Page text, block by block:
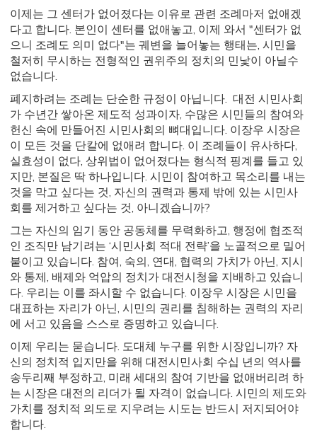
이제는 그 센터가 없어졌다는 이유로 관련 조례마저 없애겠
다고 합니다. 본인이 센터를 없애놓고, 이제 와서 "센터가 없
으니 조례도 의미 없다"는 궤변을 늘어놓는 행태는, 시민을
철저히 무시하는 전형적인 권위주의 정치의 민낯이 아닐수
없습니다.
폐지하려는 조례는 단순한 규정이 아닙니다. 대전 시민사회
가 수년간 쌓아온 제도적 성과이자, 수많은 시민들의 참여와
헌신 속에 만들어진 시민사회의 뼈대입니다. 이장우 시장은
이 모든 것을 단칼에 없애려 합니다. 이 조례들이 유사하다,
실효성이 없다, 상위법이 없어졌다는 형식적 핑계를 들고 있
지만, 본질은 딱 하나입니다. 시민이 참여하고 목소리를 내는
것을 막고 싶다는 것, 자신의 권력과 통제 밖에 있는 시민사
회를 제거하고 싶다는 것, 아니겠습니까?
그는 자신의 임기 동안 공동체를 무력화하고, 행정에 협조적
인 조직만 남기려는 ‘시민사회 적대 전략’을 노골적으로 밀어
붙이고 있습니다. 참여, 숙의, 연대, 협력의 가치가 아닌, 지시
와 통제, 배제와 억압의 정치가 대전시청을 지배하고 있습니
다. 우리는 이를 좌시할 수 없습니다. 이장우 시장은 시민을
대표하는 자리가 아닌, 시민의 권리를 침해하는 권력의 자리
에 서고 있음을 스스로 증명하고 있습니다.
이제 우리는 묻습니다. 도대체 누구를 위한 시장입니까? 자
신의 정치적 입지만을 위해 대전시민사회 수십 년의 역사를
송두리째 부정하고, 미래 세대의 참여 기반을 없애버리려 하
는 시장은 대전의 리더가 될 자격이 없습니다. 시민의 제도와
가치를 정치적 의도로 지우려는 시도는 반드시 저지되어야
합니다.